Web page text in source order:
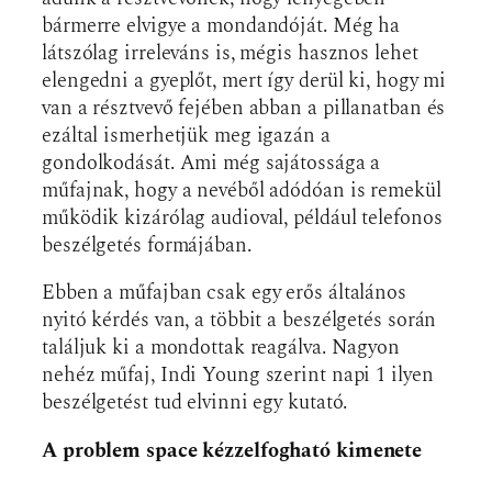
bármerre elvigye a mondandóját. Még ha
látszólag irreleváns is, mégis hasznos lehet
elengedni a gyeplőt, mert így derül ki, hogy mi
van a résztvevő fejében abban a pillanatban és
ezáltal ismerhetjük meg igazán a
gondolkodását. Ami még sajátossága a
műfajnak, hogy a nevéből adódóan is remekül
működik kizárólag audioval, például telefonos
beszélgetés formájában.
Ebben a műfajban csak egy erős általános
nyitó kérdés van, a többit a beszélgetés során
találjuk ki a mondottak reagálva. Nagyon
nehéz műfaj, Indi Young szerint napi 1 ilyen
beszélgetést tud elvinni egy kutató.
A problem space kézzelfogható kimenete